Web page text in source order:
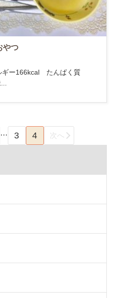
やつ
ギー166kcal たんぱく質
… 3 4 次へ